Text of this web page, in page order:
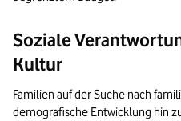
Soziale
Kultur
Familien auf der Suche nach
demografische Entwicklung hin